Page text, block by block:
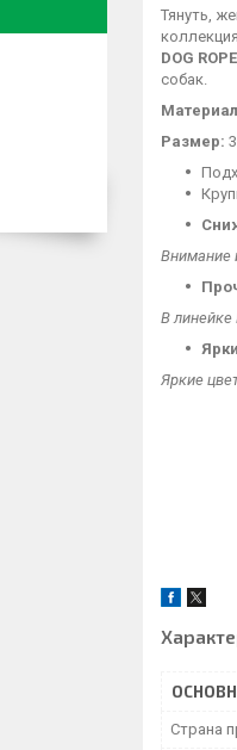
Тянуть,
DOG
собак.
Размер:
Внимание
В линейке
Яркие
Страна